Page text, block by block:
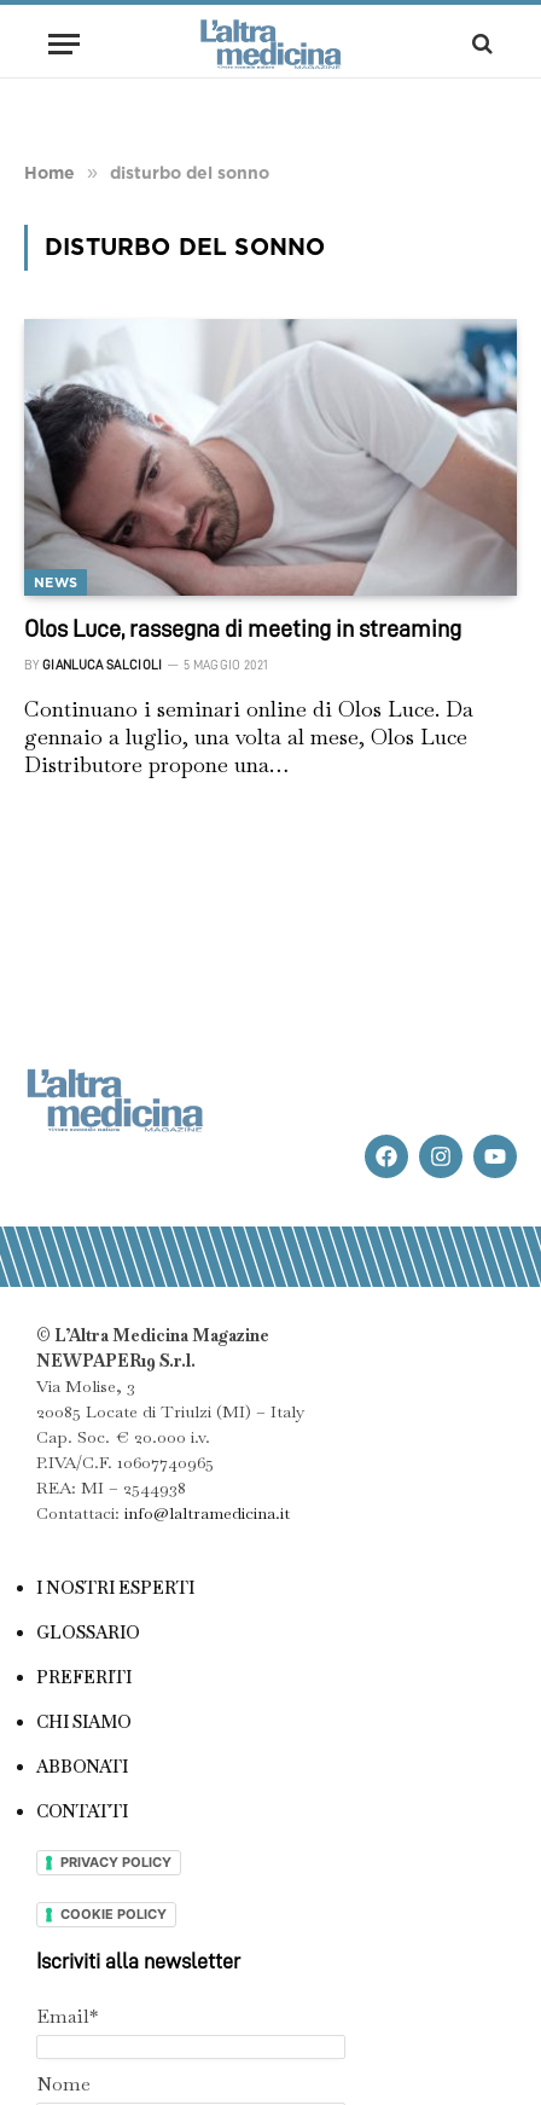
Home » disturbo del sonno
DISTURBO DEL SONNO
NEWS
Olos Luce, rassegna di meeting in streaming
BY GIANLUCA SALCIOLI 5 MAGGIO 2021
Continuano i seminari online di Olos Luce. Da
gennaio a luglio, una volta al mese, Olos Luce
Distributore propone una…
© L’Altra Medicina Magazine
NEWPAPER19 S.r.l.
Via Molise, 3
20085 Locate di Triulzi (MI) – Italy
Cap. Soc. € 20.000 i.v.
P.IVA/C.F. 10607740965
REA: MI – 2544938
Contattaci: info@laltramedicina.it
I NOSTRI ESPERTI
GLOSSARIO
PREFERITI
CHI SIAMO
ABBONATI
CONTATTI
PRIVACY POLICY
COOKIE POLICY
Iscriviti alla newsletter
Email*
Nome